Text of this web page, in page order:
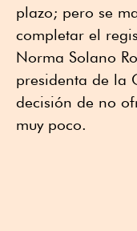
plazo; pero se
completar el
Norma Solano
presidenta de la
decisión de no
muy poco.